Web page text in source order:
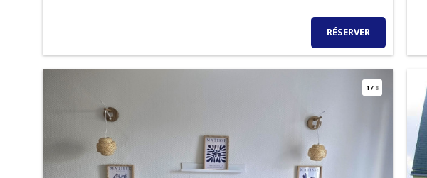
RÉSERVER
1/8